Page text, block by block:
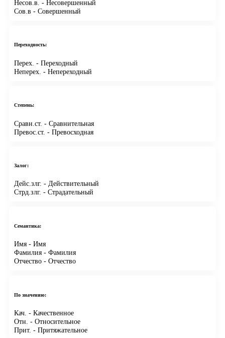
Несов.в. - Несовершенный
Сов.в - Совершенный
Переходность:
Перех. - Переходный
Неперех. - Непереходный
Степень:
Сравн.ст. - Сравнительная
Превос.ст. - Превосходная
Залог:
Дейс.злг. - Действительный
Стрд.злг. - Страдательный
Семантика:
Имя - Имя
Фамилия - Фамилия
Отчество - Отчество
По значению:
Кач. - Качественное
Отн. - Относительное
Прит. - Притяжательное